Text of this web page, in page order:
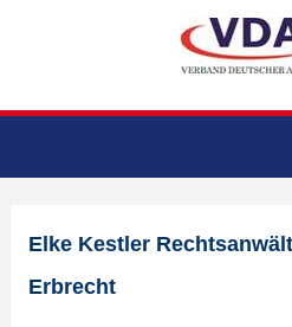
Elke Kestler
Erbrecht